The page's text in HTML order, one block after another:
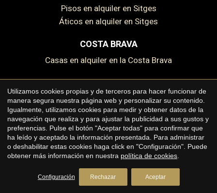
Pisos en alquiler en Sitges
Áticos en alquiler en Sitges
COSTA BRAVA
Casas en alquiler en la Costa Brava
Copyright © 2026 Premium Houses
Aviso legal
Política de privacidad
Política de cookies
by iEstrategic
Utilizamos cookies propias y de terceros para hacer funcionar de
manera segura nuestra página web y personalizar su contenido.
Igualmente, utilizamos cookies para medir y obtener datos de la
navegación que realiza y para ajustar la publicidad a sus gustos y
preferencias. Pulse el botón "Aceptar todas" para confirmar que
ha leído y aceptado la información presentada. Para administrar
o deshabilitar estas cookies haga click en "Configuración". Puede
obtener más información en nuestra política de cookies
Configuración Rechazar Aceptar
Guardar configuración Aceptar todas